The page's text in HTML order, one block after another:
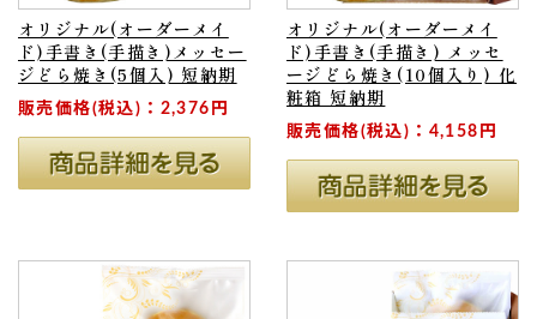
オリジナル(オーダーメイ
ド)手書き(手描き)メッセー
ジどら焼き(5個入) 短納期
販売価格(税込)：2,376円
オリジナル(オーダーメイ
ド)手書き(手描き) メッセ
ージどら焼き(10個入り) 化
粧箱 短納期
販売価格(税込)：4,158円